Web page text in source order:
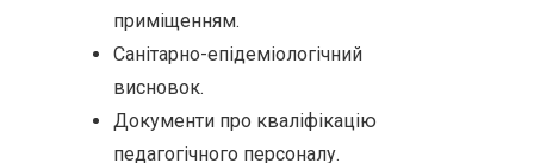
приміщенням.
Санітарно-епідеміологічний
висновок.
Документи про кваліфікацію
педагогічного персоналу.